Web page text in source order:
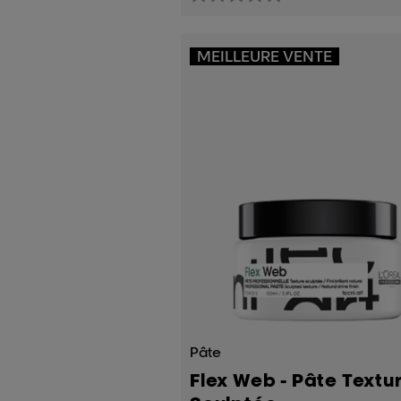
avisMEILLEURE VENTE
Pâte
Flex Web - Pâte